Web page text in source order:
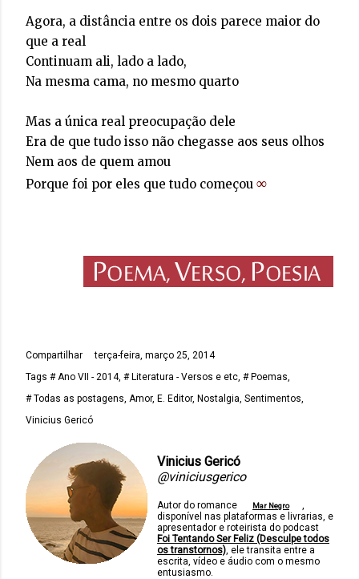
Agora, a distância entre os dois parece maior do
que a real
Continuam ali, lado a lado,
Na mesma cama, no mesmo quarto
Mas a única real preocupação dele
Era de que tudo isso não chegasse aos seus olhos
Nem aos de quem amou
Porque foi por eles que tudo começou ∞
Compartilhar
terça-feira, março 25, 2014
Tags # Ano VII - 2014 # Literatura - Versos e etc # Poemas
# Todas as postagens Amor E. Editor Nostalgia Sentimentos
Vinicius Gericó
Vinicius Gericó
@viniciusgerico
Autor do romance Mar Negro
,
disponível nas plataformas e livrarias, e
apresentador e roteirista do podcast
Foi Tentando Ser Feliz (Desculpe todos
os transtornos), ele transita entre a
escrita, vídeo e áudio com o mesmo
entusiasmo.